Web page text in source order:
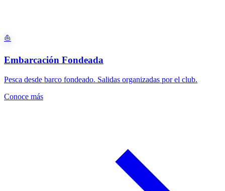
⛵
Embarcación Fondeada
Pesca desde barco fondeado. Salidas organizadas por el club.
Conoce más